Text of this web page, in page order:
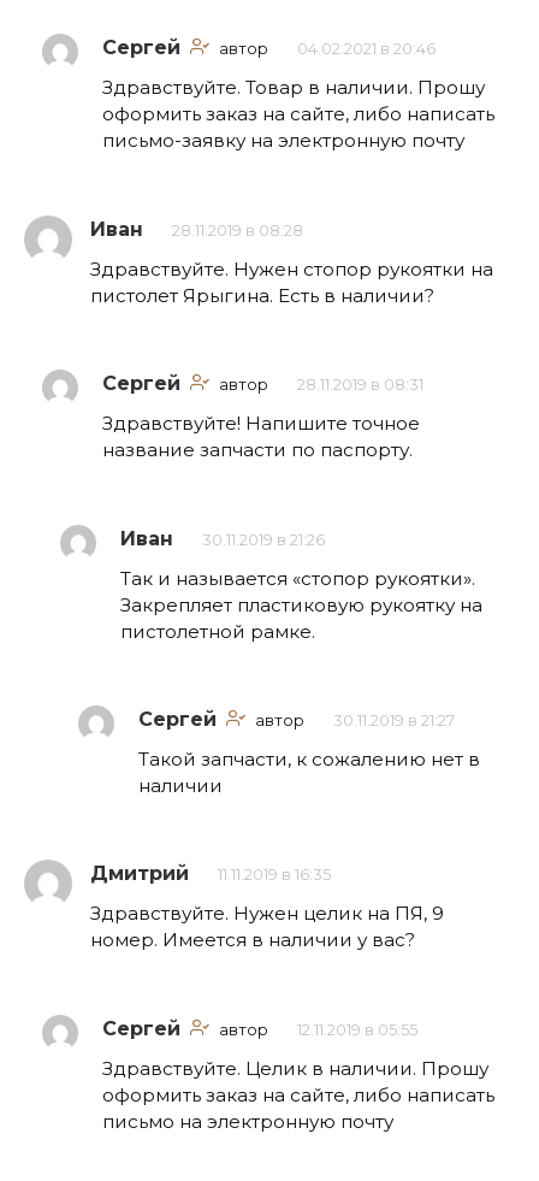
Сергей автор 04.02.2021 в 20:46
Здравствуйте. Товар в наличии. Прошу
оформить заказ на сайте, либо написать
письмо-заявку на электронную почту
Иван 28.11.2019 в 08:28
Здравствуйте. Нужен стопор рукоятки на
пистолет Ярыгина. Есть в наличии?
Сергей автор 28.11.2019 в 08:31
Здравствуйте! Напишите точное
название запчасти по паспорту.
Иван 30.11.2019 в 21:26
Так и называется «стопор рукоятки».
Закрепляет пластиковую рукоятку на
пистолетной рамке.
Сергей автор 30.11.2019 в 21:27
Такой запчасти, к сожалению нет в
наличии
Дмитрий 11.11.2019 в 16:35
Здравствуйте. Нужен целик на ПЯ, 9
номер. Имеется в наличии у вас?
Сергей автор 12.11.2019 в 05:55
Здравствуйте. Целик в наличии. Прошу
оформить заказ на сайте, либо написать
письмо на электронную почту